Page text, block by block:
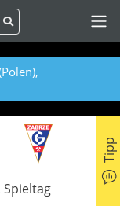
Spieltag
Tipp